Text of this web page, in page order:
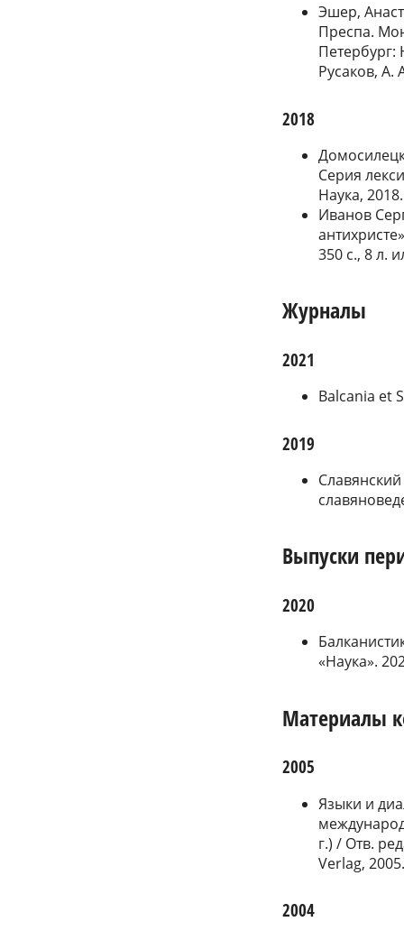
Эшер,
Преспа.
Петербург:
Русаков,
2018
Серия
Наука,
Иванов
350 с., 8 л.
Журналы
2021
Balcania et
2019
Выпуски
2020
«Наука».
Материалы
2005
Языки и
г.) / Отв.
Verlag,
2004